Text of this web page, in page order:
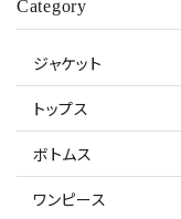
Category
ジャケット
トップス
ボトムス
ワンピース